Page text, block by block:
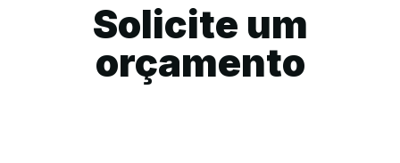
Solicite um
orçamento